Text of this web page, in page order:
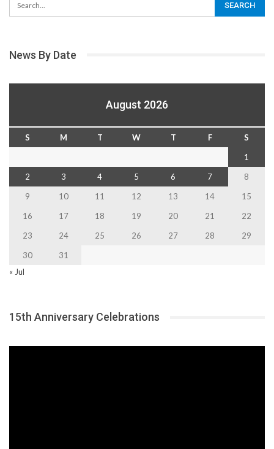
News By Date
August 2026
S M T W T F
S
1
2
3 4 5 6 7
8
9
10 11 12 13 14
15
16
17 18 19 20 21
22
23
24 25 26 27 28
29
30
31
« Jul
15th Anniversary Celebrations